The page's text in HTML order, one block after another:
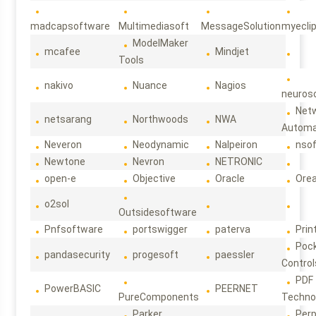
madcapsoftware Multimediasoft MessageSolution
mcafee
ModelMaker
Tools
Mindjet
nakivo Nuance Nagios
netsarang Northwoods NWA
Neveron
Neodynamic Nalpeiron
Newtone
Nevron
NETRONIC
open-e
Objective Oracle
o2sol
Outsidesoftware
Pnfsoftware
portswigger paterva
pandasecurity progesoft paessler
PowerBASIC
PureComponents
PEERNET
PDF